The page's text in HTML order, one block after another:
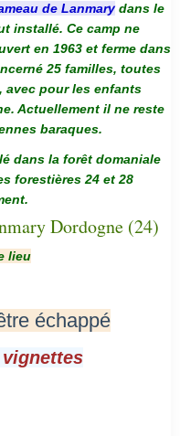
de Lanmarydans le
installé. Ce camp ne
en 1963 et ferme dans
25 familles, toutes
avec pour les enfants
Actuellement il ne reste
baraques.
dans la forêt domaniale
forestières 24 et 28
lieu
échappé